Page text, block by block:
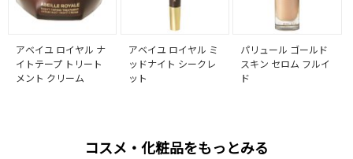
アベイユ ロイヤル ナ
イトテープ トリート
メント クリーム
アベイユ ロイヤル ミ
ッドナイト シークレ
ット
パリュール ゴールド
スキン セロム フルイ
ド
コスメ・化粧品をもっとみる